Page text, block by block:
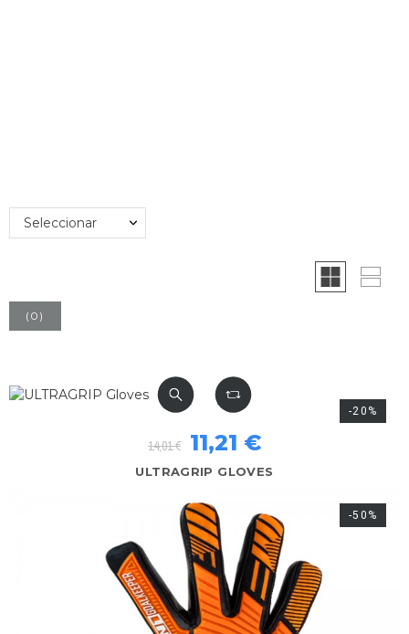
Seleccionar
( 0 )
ULTRAGRIP GLOVES
14,01 € 11,21 €
-20%
-50%